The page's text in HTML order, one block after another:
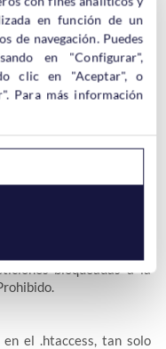
línea del código es
La tercera es para
establecer un valor
un código codificado
quinta es para bloquear
que trate de establecer
de modificar una
última línea del código lo
bloqueadas a la
el .htaccess, tan solo
en función de un
de navegación. Puedes
en "Configurar",
clic en "Aceptar", o
Para más información